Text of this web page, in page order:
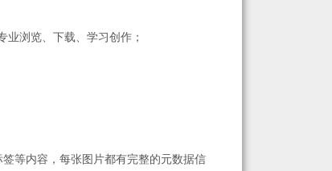
业浏览、下载、学习创作；
等内容，每张图片都有完整的元数据信